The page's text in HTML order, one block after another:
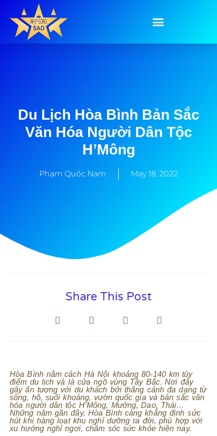
Du Lịch Hòa Bình Bản Sắc
Văn Hóa Người Dân Tộc
H’Mông
Phạm Quốc Nam May 18, 2022
Share This Post
Hòa Bình nằm cách Hà Nội khoảng 80-140 km tùy
điểm du lịch và là cửa ngõ vùng Tây Bắc. Nơi đây
gây ấn tượng với du khách bởi thắng cảnh đa dạng từ
sông, hồ, suối khoáng, vườn quốc gia và bản sắc văn
hóa người dân tộc H’Mông, Mường, Dao, Thái…
Những năm gần đây, Hòa Bình càng khẳng định sức
hút khi hàng loạt khu nghỉ dưỡng ra đời, phù hợp với
xu hướng nghỉ ngơi, chăm sóc sức khỏe hiện nay.